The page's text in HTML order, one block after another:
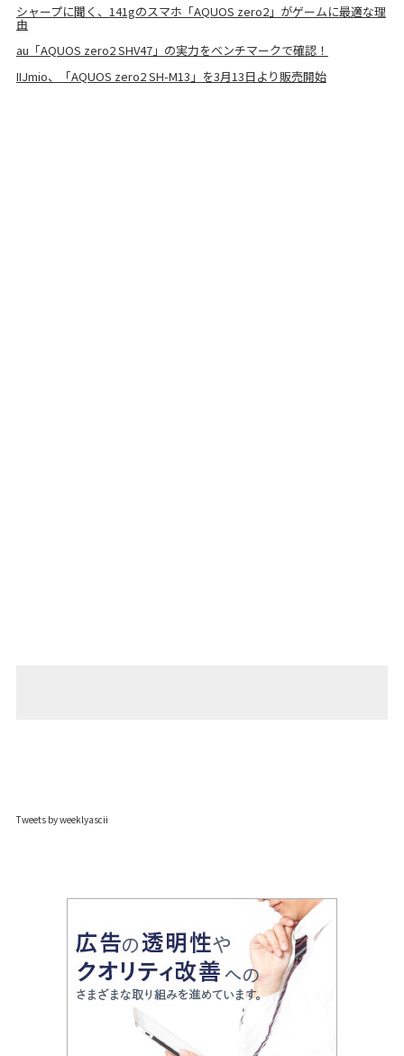
シャープに聞く、141gのスマホ「AQUOS zero2」がゲームに最適な理
由
au「AQUOS zero2 SHV47」の実力をベンチマークで確認！
IIJmio、「AQUOS zero2 SH-M13」を3月13日より販売開始
Tweets by weeklyascii